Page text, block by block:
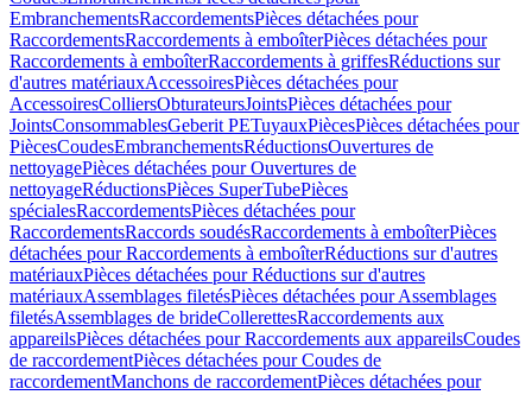
EmbranchementsRaccordementsPièces détachées pour
RaccordementsRaccordements à emboîterPièces détachées pour
Raccordements à emboîterRaccordements à griffesRéductions sur
d'autres matériauxAccessoiresPièces détachées pour
AccessoiresColliersObturateursJointsPièces détachées pour
JointsConsommablesGeberit PETuyauxPiècesPièces détachées pour
PiècesCoudesEmbranchementsRéductionsOuvertures de
nettoyagePièces détachées pour Ouvertures de
nettoyageRéductionsPièces SuperTubePièces
spécialesRaccordementsPièces détachées pour
RaccordementsRaccords soudésRaccordements à emboîterPièces
détachées pour Raccordements à emboîterRéductions sur d'autres
matériauxPièces détachées pour Réductions sur d'autres
matériauxAssemblages filetésPièces détachées pour Assemblages
filetésAssemblages de brideCollerettesRaccordements aux
appareilsPièces détachées pour Raccordements aux appareilsCoudes
de raccordementPièces détachées pour Coudes de
raccordementManchons de raccordementPièces détachées pour